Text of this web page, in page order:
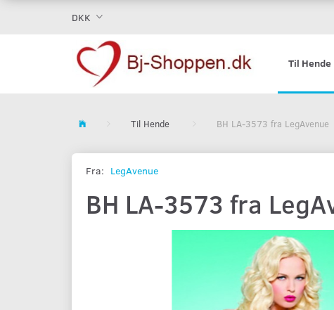
DKK
Til Hende
Til Hende BH LA-3573 fra LegAvenue
Fra: LegAvenue
BH LA-3573 fra